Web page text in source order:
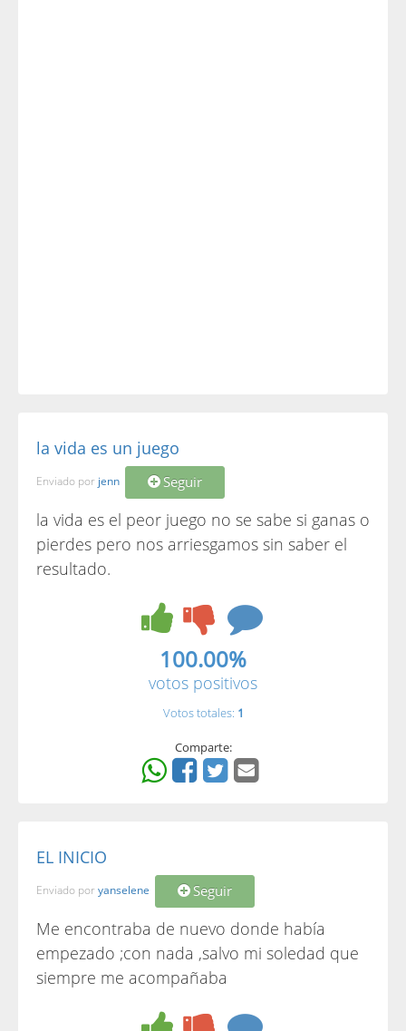
la vida es un juego
Enviado por jenn Seguir
la vida es el peor juego no se sabe si ganas o
pierdes pero nos arriesgamos sin saber el
resultado.
100.00%
votos positivos
Votos totales: 1
Comparte:
EL INICIO
Enviado por yanselene Seguir
Me encontraba de nuevo donde había
empezado ;con nada ,salvo mi soledad que
siempre me acompañaba